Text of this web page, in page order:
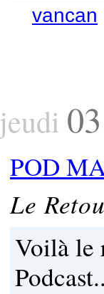
vancan
jeudi 03
POD
Le
Voilà le